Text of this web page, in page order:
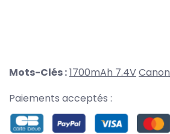
Mots-Clés :1700mAh 7.4VCanon
Paiements acceptés :